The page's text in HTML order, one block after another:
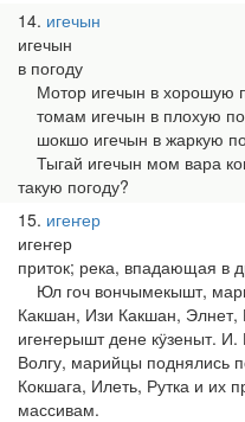
14 игечын
игечын
в погоду
Мотор игечын в хорошую
томам игечын в плохую
шокшо игечын в жаркую
Тыгай игечын мом вара
такую погоду?
15 игеҥер
игеҥер
приток; река, впадающая в
Юл гоч вончымекышт,
Какшан, Изи Какшан, Элнет,
игеҥерышт дене кӱзеныт.
Волгу, марийцы поднялись
Кокшага, Илеть, Рутка и их
массивам.